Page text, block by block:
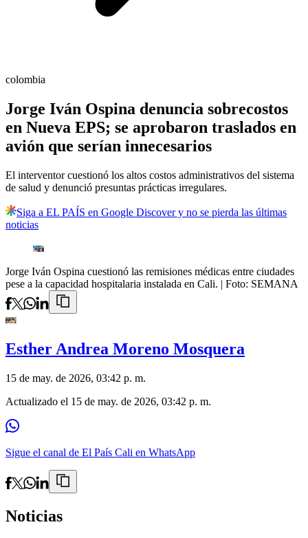
colombia
Jorge Iván Ospina denuncia sobrecostos
en Nueva EPS; se aprobaron traslados en
avión que serían innecesarios
El interventor cuestionó los altos costos administrativos del sistema
de salud y denunció presuntas prácticas irregulares.
Siga a EL PAÍS en Google Discover y no se pierda las últimas
noticias
Jorge Iván Ospina cuestionó las remisiones médicas entre ciudades
pese a la capacidad hospitalaria instalada en Cali. | Foto: SEMANA
Esther Andrea Moreno Mosquera
15 de may. de 2026, 03:42 p. m.
Actualizado el 15 de may. de 2026, 03:42 p. m.
Sigue el canal de El País Cali en WhatsApp
Noticias